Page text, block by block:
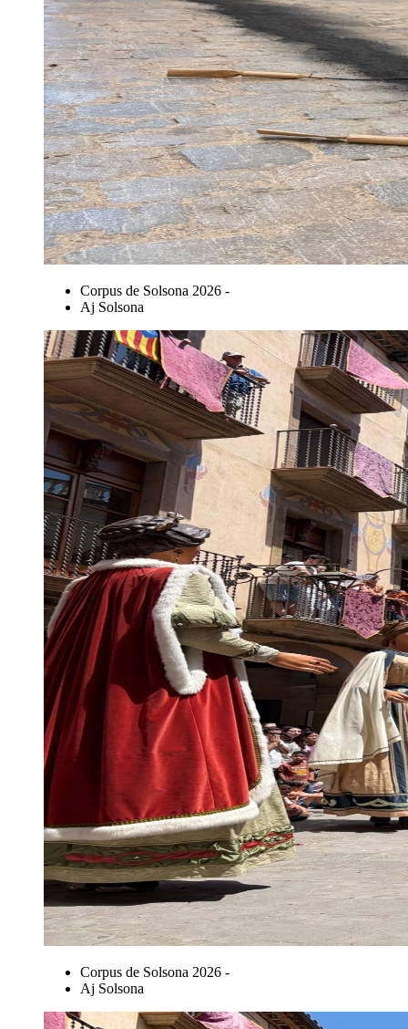
Corpus de Solsona 2026 -
Aj Solsona
Corpus de Solsona 2026 -
Aj Solsona